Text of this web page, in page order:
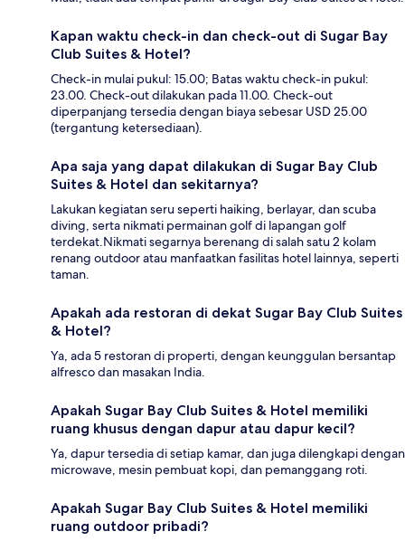
Kapan waktu check-in dan check-out di Sugar Bay
Club Suites & Hotel?
Check-in mulai pukul: 15.00; Batas waktu check-in pukul:
23.00. Check-out dilakukan pada 11.00. Check-out
diperpanjang tersedia dengan biaya sebesar USD 25.00
(tergantung ketersediaan).
Apa saja yang dapat dilakukan di Sugar Bay Club
Suites & Hotel dan sekitarnya?
Lakukan kegiatan seru seperti haiking, berlayar, dan scuba
diving, serta nikmati permainan golf di lapangan golf
terdekat.Nikmati segarnya berenang di salah satu 2 kolam
renang outdoor atau manfaatkan fasilitas hotel lainnya, seperti
taman.
Apakah ada restoran di dekat Sugar Bay Club Suites
& Hotel?
Ya, ada 5 restoran di properti, dengan keunggulan bersantap
alfresco dan masakan India.
Apakah Sugar Bay Club Suites & Hotel memiliki
ruang khusus dengan dapur atau dapur kecil?
Ya, dapur tersedia di setiap kamar, dan juga dilengkapi dengan
microwave, mesin pembuat kopi, dan pemanggang roti.
Apakah Sugar Bay Club Suites & Hotel memiliki
ruang outdoor pribadi?